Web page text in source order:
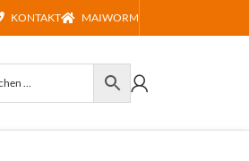
KONTAKT MAIWORM